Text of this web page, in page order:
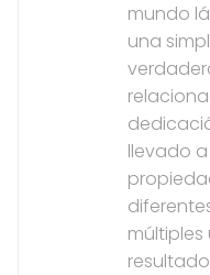
mundo
una
llevado